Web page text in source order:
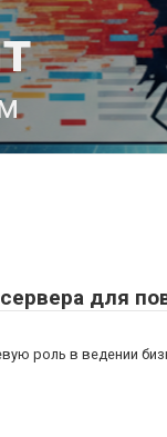
для
роль в ведении